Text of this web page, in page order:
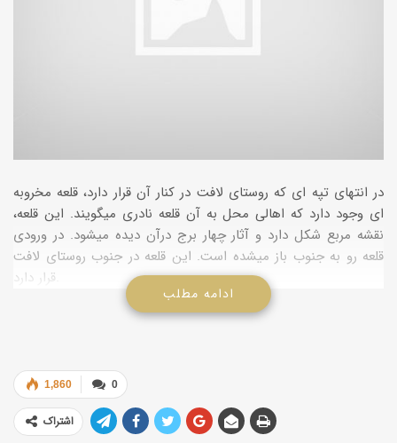
در انتهای تپه­ ای که روستای لافت در کنار آن قرار دارد، قلعه مخروبه
ای وجود دارد که اهالی محل به آن قلعه نادری می­گویند. این قلعه،
نقشه مربع شکل دارد و آثار چهار برج درآن دیده می­شود. در ورودی
قلعه رو به جنوب باز می­شده است. این قلعه در جنوب روستای لافت
ادامه مطلب
0
1,860
اشتراک